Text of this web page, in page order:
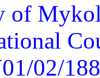
of
02/